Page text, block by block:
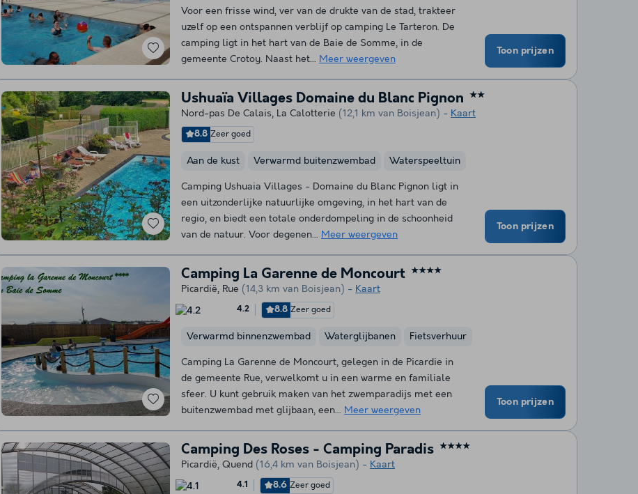
Voor een frisse wind, ver van de drukte van de stad, trakteer
uzelf op een ontspannen verblijf op camping Le Tarteron. De
camping ligt in het hart van de Baie de Somme, in de
gemeente Crotoy. Naast het... Meer weergeven
Toon prijzen
Ushuaïa Villages Domaine du Blanc Pignon ★★
Nord-pas De Calais, La Calotterie (12,1 km van Boisjean)
Kaart
8.8 Zeer goed
Aan de kust Verwarmd buitenzwembad Waterspeeltuin
Camping Ushuaia Villages - Domaine du Blanc Pignon ligt in
een uitzonderlijke natuurlijke omgeving, in het hart van de
regio, en biedt een totale onderdompeling in de schoonheid
van de natuur. Voor degenen... Meer weergeven
Toon prijzen
Camping La Garenne de Moncourt ★★★★
Picardië, Rue (14,3 km van Boisjean) Kaart
4.2 8.8 Zeer goed
Verwarmd binnenzwembad Waterglijbanen Fietsverhuur
Camping La Garenne de Moncourt, gelegen in de Picardie in
de gemeente Rue, verwelkomt u in een warme en familiale
sfeer. U kunt gebruik maken van het zwemparadijs met een
buitenzwembad met glijbaan, een... Meer weergeven
Toon prijzen
Camping Des Roses - Camping Paradis ★★★★
Picardië, Quend (16,4 km van Boisjean) Kaart
4.1 8.6 Zeer goed